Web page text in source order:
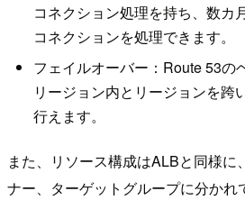
コネクション処理を持ち、数カ
コネクションを処理できます。
フェイルオーバー：Route 53の
リージョン内とリージョンを跨
行えます。
また、リソース構成はALBと同様に
ナー、ターゲットグループに分かれ